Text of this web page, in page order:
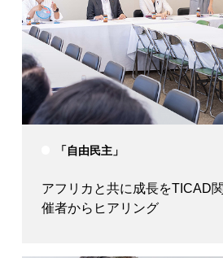
「自由民主」
アフリカと共に成長をTICAD
催者からヒアリング